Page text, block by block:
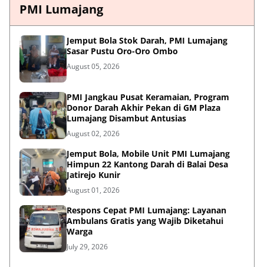
PMI Lumajang
Jemput Bola Stok Darah, PMI Lumajang
Sasar Pustu Oro-Oro Ombo
August 05, 2026
PMI Jangkau Pusat Keramaian, Program
Donor Darah Akhir Pekan di GM Plaza
Lumajang Disambut Antusias
August 02, 2026
Jemput Bola, Mobile Unit PMI Lumajang
Himpun 22 Kantong Darah di Balai Desa
Jatirejo Kunir
August 01, 2026
Respons Cepat PMI Lumajang: Layanan
Ambulans Gratis yang Wajib Diketahui
Warga
July 29, 2026